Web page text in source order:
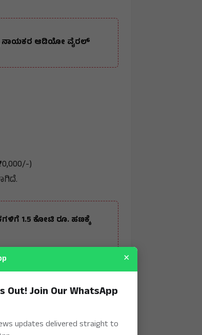
ನಾಯಕರ ಆಡಿಯೋ ವೈರಲ್
)
1.5 ಕೋಟಿ ರೂ. ಹಣಕ್ಕೆ
@ ಚಿಂಟು (52 ವರ್ಷ) ಎಂದು
42/2026) ದಾಖಲಾಗಿದೆ.
×
Out! Join Our WhatsApp
updates delivered straight to